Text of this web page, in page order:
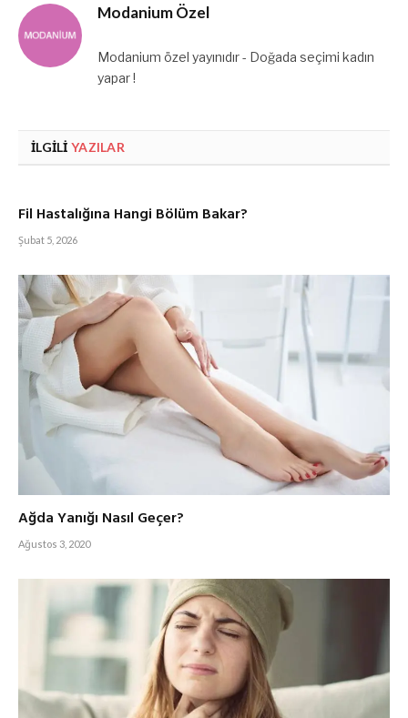
Modanium Özel
Modanium özel yayınıdır - Doğada seçimi kadın
yapar !
İLGILI YAZILAR
Fil Hastalığına Hangi Bölüm Bakar?
Şubat 5, 2026
Ağda Yanığı Nasıl Geçer?
Ağustos 3, 2020